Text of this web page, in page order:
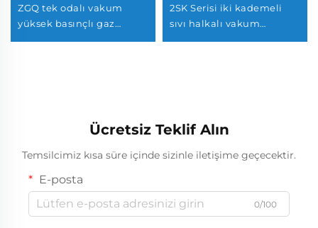
ZGQ tek odalı vakum
yüksek basınçlı gaz
2SK Serisi iki kademeli
sıvı halkalı vakum
Ücretsiz Teklif Alın
Temsilcimiz kısa süre içinde sizinle iletişime geçecektir.
E-posta
0/100